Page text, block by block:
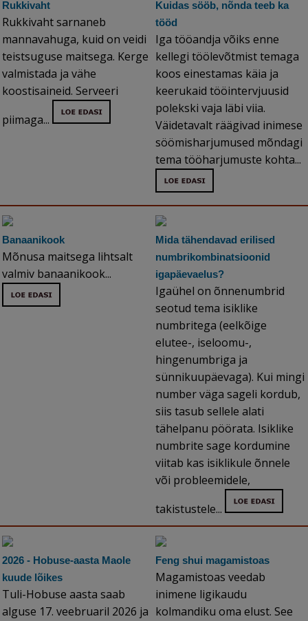
Rukkivaht
Rukkivaht sarnaneb
mannavahuga, kuid on veidi
teistsuguse maitsega. Kerge
valmistada ja vähe
koostisaineid. Serveeri
piimaga...
Kuidas sööb, nõnda teeb ka
tööd
Iga tööandja võiks enne
kellegi töölevõtmist temaga
koos einestamas käia ja
keerukaid tööintervjuusid
polekski vaja läbi viia.
Väidetavalt räägivad inimese
söömisharjumused mõndagi
tema tööharjumuste kohta...
Banaanikook
Mõnusa maitsega lihtsalt
valmiv banaanikook...
Mida tähendavad erilised
numbrikombinatsioonid
igapäevaelus?
Igaühel on õnnenumbrid
seotud tema isiklike
numbritega (eelkõige
elutee-, iseloomu-,
hingenumbriga ja
sünnikuupäevaga). Kui mingi
number väga sageli kordub,
siis tasub sellele alati
tähelpanu pöörata. Isiklike
numbrite sage kordumine
viitab kas isiklikule õnnele
või probleemidele,
takistustele...
2026 - Hobuse-aasta Maole
kuude lõikes
Tuli-Hobuse aasta saab
alguse 17. veebruaril 2026 ja
Feng shui magamistoas
Magamistoas veedab
inimene ligikaudu
kolmandiku oma elust. See